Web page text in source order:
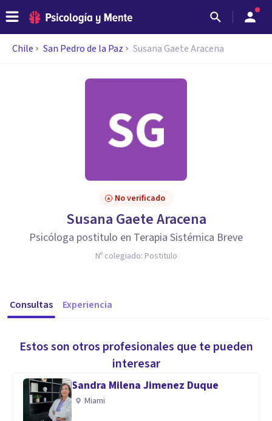
Chile San Pedro de la Paz Susana Gaete Aracena
No verificado
Susana Gaete Aracena
Psicóloga postitulo en Terapia Sistémica Breve
Nº colegiado: Postitulo
Consultas Experiencia
Estos son otros profesionales que te pueden
interesar
Sandra Milena Jimenez Duque
Miami